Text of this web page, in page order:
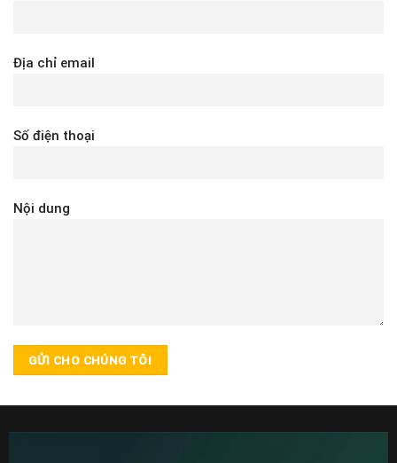
Địa chỉ email
Số điện thoại
Nội dung